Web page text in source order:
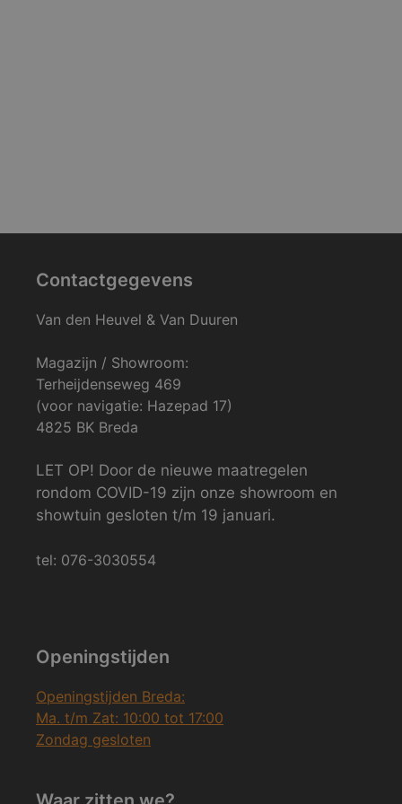
Contactgegevens
Van den Heuvel & Van Duuren
Magazijn / Showroom:
Terheijdenseweg 469
(voor navigatie: Hazepad 17)
4825 BK Breda
LET OP! Door de nieuwe maatregelen
rondom COVID-19 zijn onze showroom en
showtuin gesloten t/m 19 januari.
tel: 076-3030554
Openingstijden
Openingstijden Breda:
Ma. t/m Zat: 10:00 tot 17:00
Zondag gesloten